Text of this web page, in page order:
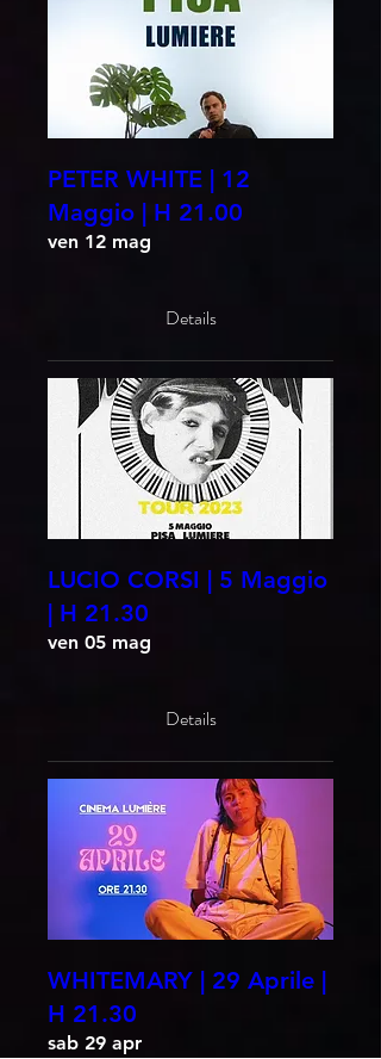
PETER WHITE | 12
Maggio | H 21.00
ven 12 mag
Details
LUCIO CORSI | 5 Maggio
| H 21.30
ven 05 mag
Details
WHITEMARY | 29 Aprile |
H 21.30
sab 29 apr